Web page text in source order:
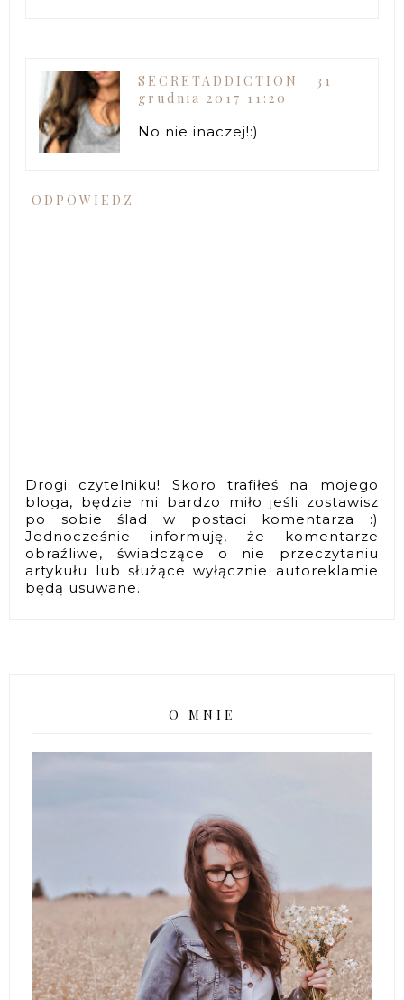
SECRETADDICTION
31
grudnia 2017 11:20
No nie inaczej!:)
ODPOWIEDZ
Drogi czytelniku! Skoro trafiłeś na mojego
bloga, będzie mi bardzo miło jeśli zostawisz
po sobie ślad w postaci komentarza :)
Jednocześnie informuję, że komentarze
obraźliwe, świadczące o nie przeczytaniu
artykułu lub służące wyłącznie autoreklamie
będą usuwane.
O MNIE